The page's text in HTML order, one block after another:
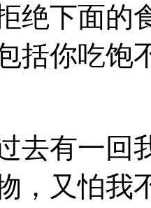
绝下面的
括你吃饱
有一回我
，又怕我